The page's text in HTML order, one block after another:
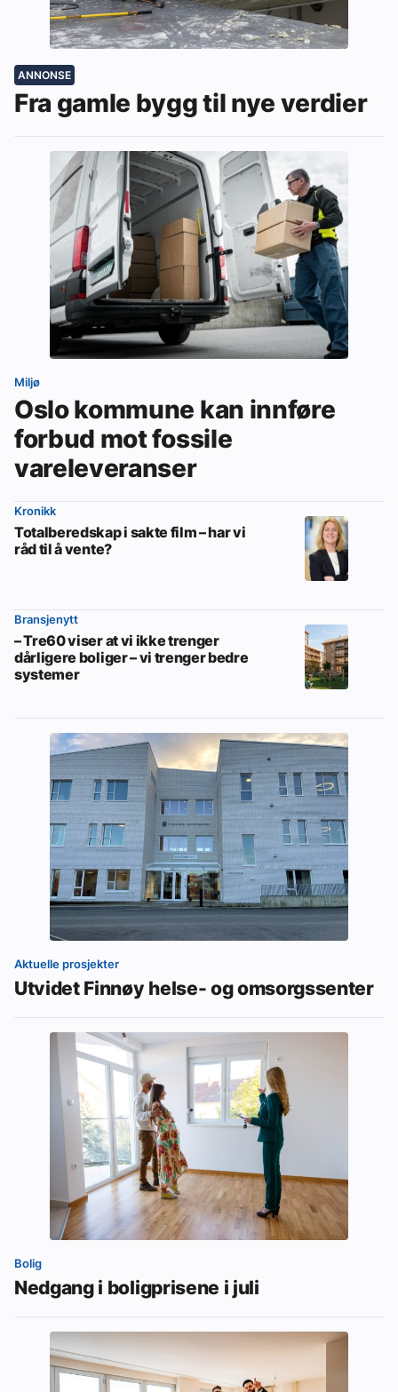
ANNONSE
Fra gamle bygg til nye verdier
Miljø
Oslo kommune kan innføre
forbud mot fossile
vareleveranser
Kronikk
Totalberedskap i sakte film – har vi
råd til å vente?
Bransjenytt
– Tre60 viser at vi ikke trenger
dårligere boliger – vi trenger bedre
systemer
Aktuelle prosjekter
Utvidet Finnøy helse- og omsorgssenter
Bolig
Nedgang i boligprisene i juli